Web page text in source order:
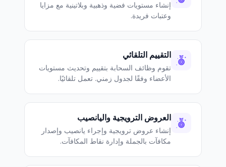
إنشاء مستويات فضية وذهبية وبلاتينية مع مزايا
وعتبات فريدة.
التقييم التلقائي
تقوم وظائف السحابة بتقييم وتحديث مستويات
الأعضاء وفقًا لجدول زمني. تعمل تلقائيًا.
العروض الترويجية واليانصيب
إنشاء عروض ترويجية وإجراء يانصيب وإصدار
مكافآت بالجملة وإدارة نقاط المكافآت.